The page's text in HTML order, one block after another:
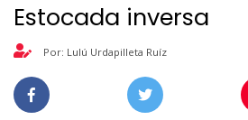
Estocada inversa
Por: Lulú Urdapilleta Ruíz